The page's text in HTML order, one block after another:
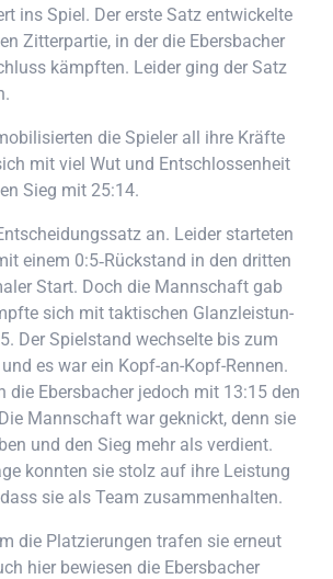
ins Spiel. Der ers­te Satz ent­wi­ckel­te
Zit­ter­par­tie, in der die Ebers­ba­cher
kämpf­ten. Lei­der ging der Satz
die Spie­ler all ihre Kräf­te
mit viel Wut und Ent­schlos­sen­heit
Sieg mit 25:14.
an. Lei­der star­te­ten
einem 0:5‑Rückstand in den drit­ten
Start. Doch die Mann­schaft gab
sich mit tak­ti­schen Glanz­leis­tun­
Der Spiel­stand wech­sel­te bis zum
es war ein Kopf-an-Kopf-Ren­nen.
die Ebers­ba­cher jedoch mit 13:15 den
Mann­schaft war geknickt, denn sie
und den Sieg mehr als ver­dient.
konn­ten sie stolz auf ihre Leis­tung
sie als Team zusammenhalten.
die Plat­zie­run­gen tra­fen sie erneut
hier bewie­sen die Ebers­ba­cher